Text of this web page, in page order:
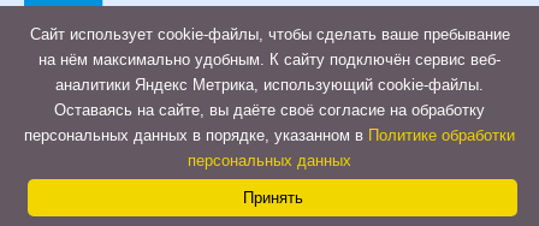
+7 (927) 713-82-11
Принять
Сайт использует cookie-файлы, чтобы сделать ваше пребывание
на нём максимально удобным. К cайту подключён сервис веб-
аналитики Яндекс Метрика, использующий cookie-файлы.
Оставаясь на сайте, вы даёте своё согласие на обработку
персональных данных в порядке, указанном в Политике обработки
персональных данных
Contact